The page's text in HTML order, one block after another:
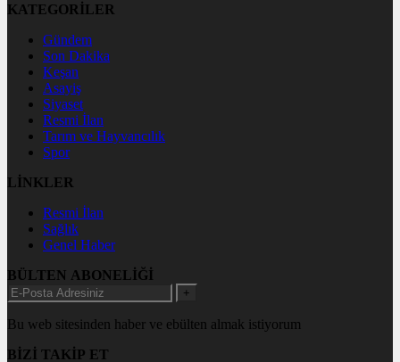
KATEGORİLER
Gündem
Son Dakika
Keşan
Asayiş
Siyaset
Resmi İlan
Tarım ve Hayvancılık
Spor
LİNKLER
Resmi İlan
Sağlık
Genel Haber
BÜLTEN ABONELİĞİ
+
Bu web sitesinden haber ve ebülten almak istiyorum
BİZİ TAKİP ET